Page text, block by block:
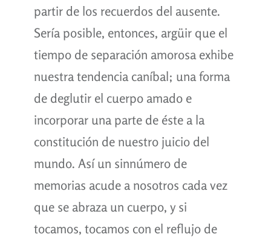
partir de los recuerdos del ausente.
Sería posible, entonces, argüir que el
tiempo de separación amorosa exhibe
nuestra tendencia caníbal; una forma
de deglutir el cuerpo amado e
incorporar una parte de éste a la
constitución de nuestro juicio del
mundo. Así un sinnúmero de
memorias acude a nosotros cada vez
que se abraza un cuerpo, y si
tocamos, tocamos con el reflujo de